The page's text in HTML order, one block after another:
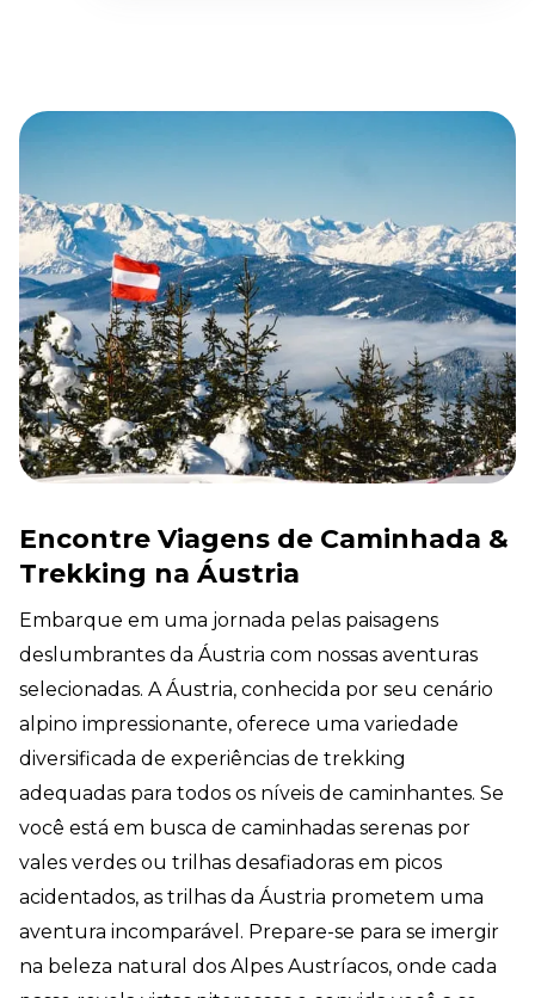
Encontre Viagens de Caminhada &
Trekking na Áustria
Embarque em uma jornada pelas paisagens
deslumbrantes da Áustria com nossas aventuras
selecionadas. A Áustria, conhecida por seu cenário
alpino impressionante, oferece uma variedade
diversificada de experiências de trekking
adequadas para todos os níveis de caminhantes. Se
você está em busca de caminhadas serenas por
vales verdes ou trilhas desafiadoras em picos
acidentados, as trilhas da Áustria prometem uma
aventura incomparável. Prepare-se para se imergir
na beleza natural dos Alpes Austríacos, onde cada